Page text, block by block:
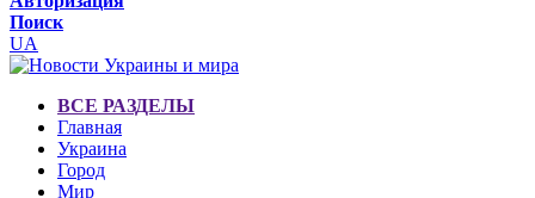
Поиск
UA
ВСЕ РАЗДЕЛЫ
Главная
Украина
Город
Мир